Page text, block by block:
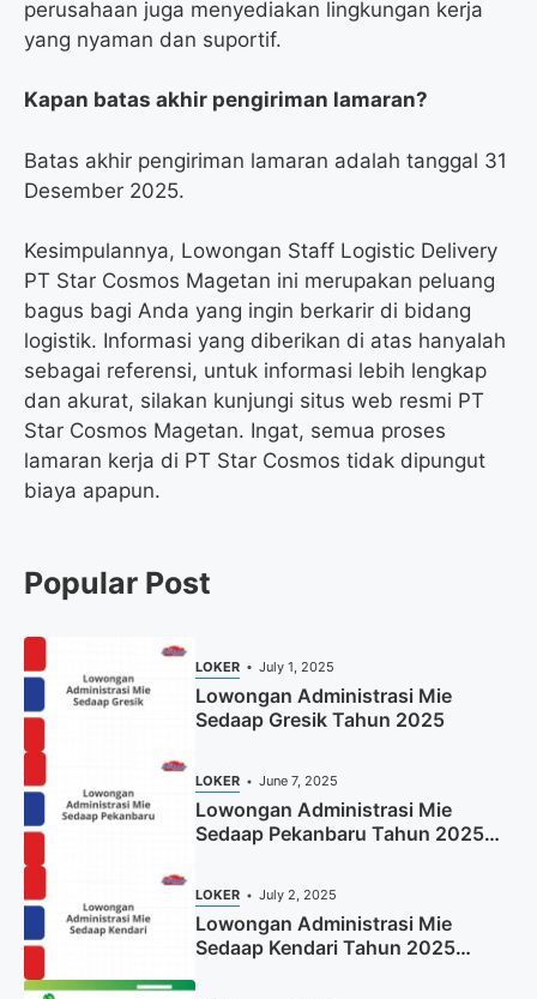
perusahaan juga menyediakan lingkungan kerja
yang nyaman dan suportif.
Kapan batas akhir pengiriman lamaran?
Batas akhir pengiriman lamaran adalah tanggal 31
Desember 2025.
Kesimpulannya, Lowongan Staff Logistic Delivery
PT Star Cosmos Magetan ini merupakan peluang
bagus bagi Anda yang ingin berkarir di bidang
logistik. Informasi yang diberikan di atas hanyalah
sebagai referensi, untuk informasi lebih lengkap
dan akurat, silakan kunjungi situs web resmi PT
Star Cosmos Magetan. Ingat, semua proses
lamaran kerja di PT Star Cosmos tidak dipungut
biaya apapun.
Popular Post
LOKER July 1, 2025
Lowongan Administrasi Mie
Sedaap Gresik Tahun 2025
LOKER June 7, 2025
Lowongan Administrasi Mie
Sedaap Pekanbaru Tahun 2025
LOKER July 2, 2025
Lowongan Administrasi Mie
Sedaap Kendari Tahun 2025